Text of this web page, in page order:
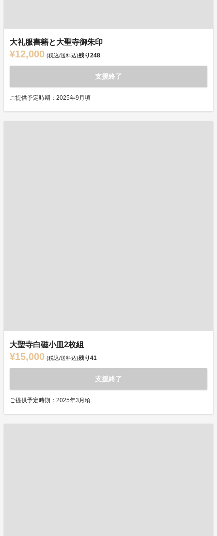
大礼服書籍と大聖寺御朱印
¥12,000 (税込/送料込)残り248
支援終了
ご提供予定時期：2025年9月頃
大聖寺白磁小皿2枚組
¥15,000 (税込/送料込)残り41
支援終了
ご提供予定時期：2025年3月頃